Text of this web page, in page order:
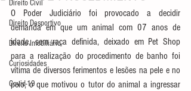
Direito Civil
Direito Desportivo
Direito Imobiliário
Curiosidades
Covid-19
O Poder Judiciário foi provocado a decidir
demanda em que um animal com 07 anos de
idade, sem raça definida, deixado em Pet Shop
para a realização do procedimento de banho foi
vítima de diversos ferimentos e lesões na pele e no
pelo, o que motivou o tutor do animal a ingressar